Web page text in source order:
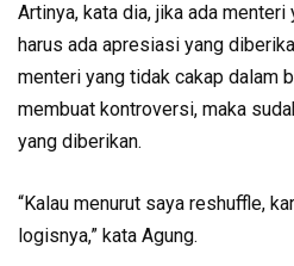
Artinya, kata dia, jika ada
harus ada apresiasi yang
menteri yang tidak cakap dalam
membuat kontroversi, maka
yang diberikan.
“Kalau menurut saya reshuffle,
logisnya,” kata Agung.